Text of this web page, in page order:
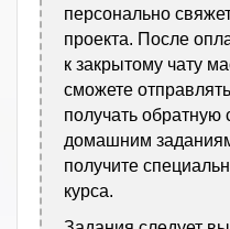
персонально
проекта. После
к закрытому чату
сможете
получать
домашним
получите
курса.